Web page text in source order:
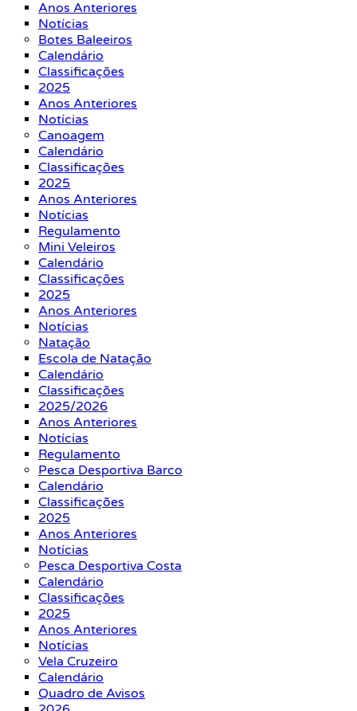
Anos Anteriores
Notícias
Botes Baleeiros
Calendário
Classificações
2025
Anos Anteriores
Notícias
Canoagem
Calendário
Classificações
2025
Anos Anteriores
Notícias
Regulamento
Mini Veleiros
Calendário
Classificações
2025
Anos Anteriores
Notícias
Natação
Escola de Natação
Calendário
Classificações
2025/2026
Anos Anteriores
Notícias
Regulamento
Pesca Desportiva Barco
Calendário
Classificações
2025
Anos Anteriores
Notícias
Pesca Desportiva Costa
Calendário
Classificações
2025
Anos Anteriores
Notícias
Vela Cruzeiro
Calendário
Quadro de Avisos